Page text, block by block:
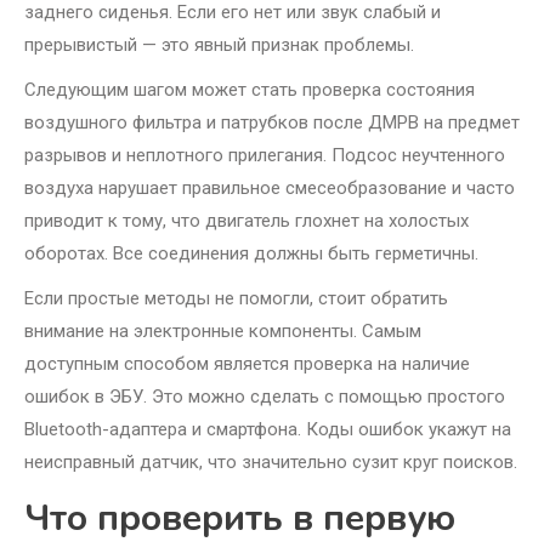
заднего сиденья. Если его нет или звук слабый и
прерывистый — это явный признак проблемы.
Следующим шагом может стать проверка состояния
воздушного фильтра и патрубков после ДМРВ на предмет
разрывов и неплотного прилегания. Подсос неучтенного
воздуха нарушает правильное смесеобразование и часто
приводит к тому, что двигатель глохнет на холостых
оборотах. Все соединения должны быть герметичны.
Если простые методы не помогли, стоит обратить
внимание на электронные компоненты. Самым
доступным способом является проверка на наличие
ошибок в ЭБУ. Это можно сделать с помощью простого
Bluetooth-адаптера и смартфона. Коды ошибок укажут на
неисправный датчик, что значительно сузит круг поисков.
Что проверить в первую